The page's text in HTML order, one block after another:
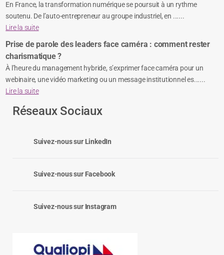
En France, la transformation numérique se poursuit à un rythme
soutenu. De l’auto-entrepreneur au groupe industriel, en ......
Lire la suite
Prise de parole des leaders face caméra : comment rester
charismatique ?
À l’heure du management hybride, s’exprimer face caméra pour un
webinaire, une vidéo marketing ou un message institutionnel es......
Lire la suite
Réseaux Sociaux
Suivez-nous sur LinkedIn
Suivez-nous sur Facebook
Suivez-nous sur Instagram